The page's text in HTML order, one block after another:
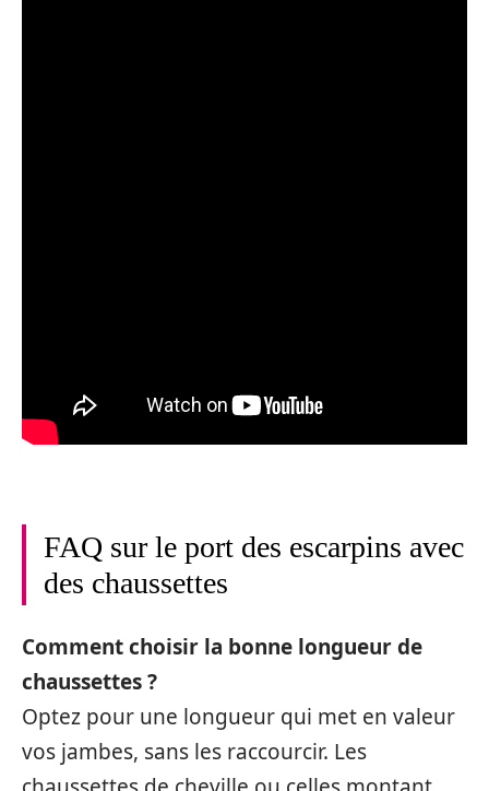
FAQ sur le port des escarpins avec
des chaussettes
Comment choisir la bonne longueur de
chaussettes ?
Optez pour une longueur qui met en valeur
vos jambes, sans les raccourcir. Les